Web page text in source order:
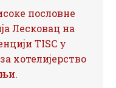
пословне
Лесковац на
TISC у
хотелијерство